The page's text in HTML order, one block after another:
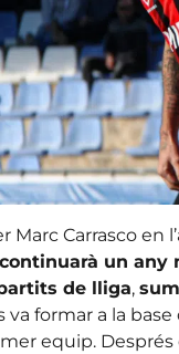
Carrasco en
un any
de lliga,
formar a la
equip.